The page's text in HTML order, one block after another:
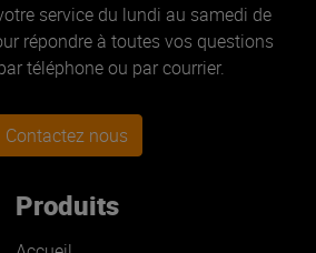
service du lundi au samedi de
répondre à toutes vos questions
téléphone ou par courrier.
Contactez nous
Produits